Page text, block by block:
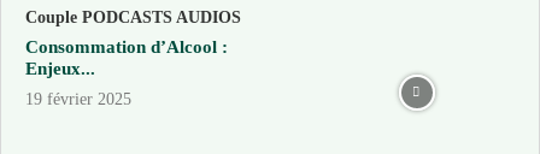
Couple PODCASTS AUDIOS
Consommation d’Alcool :
Enjeux...
19 février 2025